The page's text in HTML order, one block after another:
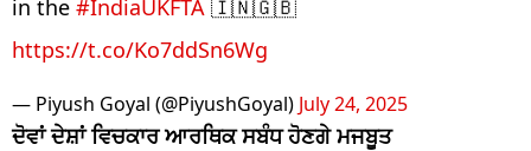
in the #IndiaUKFTA 🇮🇳🇬🇧
https://t.co/Ko7ddSn6Wg
— Piyush Goyal (@PiyushGoyal) July 24, 2025
ਦੋਵਾਂਦੇਸ਼ਾਂਵਿਚਕਾਰ ਆਰਥਿਕ ਸਬੰਧ ਹੋਣਗੇਮਜਬੂਤ